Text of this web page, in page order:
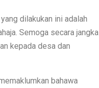
dilakukan ini adalah
Semoga secara jangka
kepada desa dan
bahawa